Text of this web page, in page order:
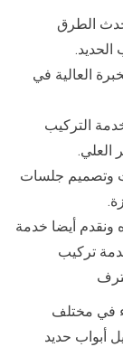
الطرق
العالية في
التركيب
العلي.
وتصميم جلسات
ونقدم أيضا خدمة
تركيب
في مختلف
أبواب حديد